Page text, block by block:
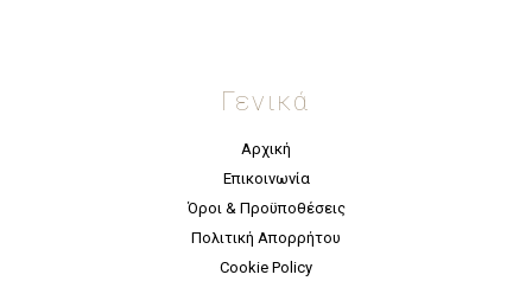
Γενικά
Αρχική
Επικοινωνία
Όροι & Προϋποθέσεις
Πολιτική Απορρήτου
Cookie Policy